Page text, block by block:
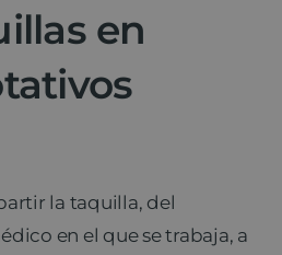
en
la taquilla, del
en el que se trabaja, a